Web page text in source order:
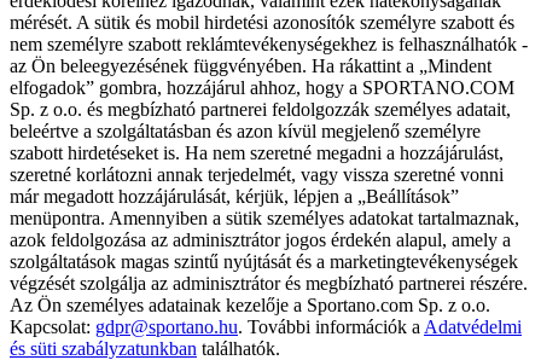
mérését. A sütik és mobil hirdetési azonosítók személyre szabott és
nem személyre szabott reklámtevékenységekhez is felhasználhatók -
az Ön beleegyezésének függvényében. Ha rákattint a „Mindent
elfogadok” gombra, hozzájárul ahhoz, hogy a SPORTANO.COM
Sp. z o.o. és megbízható partnerei feldolgozzák személyes adatait,
beleértve a szolgáltatásban és azon kívül megjelenő személyre
szabott hirdetéseket is. Ha nem szeretné megadni a hozzájárulást,
szeretné korlátozni annak terjedelmét, vagy vissza szeretné vonni
már megadott hozzájárulását, kérjük, lépjen a „Beállítások”
menüpontra. Amennyiben a sütik személyes adatokat tartalmaznak,
azok feldolgozása az adminisztrátor jogos érdekén alapul, amely a
szolgáltatások magas szintű nyújtását és a marketingtevékenységek
végzését szolgálja az adminisztrátor és megbízható partnerei részére.
Az Ön személyes adatainak kezelője a Sportano.com Sp. z o.o.
Kapcsolat: gdpr@sportano.hu. További információk a Adatvédelmi
és süti szabályzatunkban találhatók.